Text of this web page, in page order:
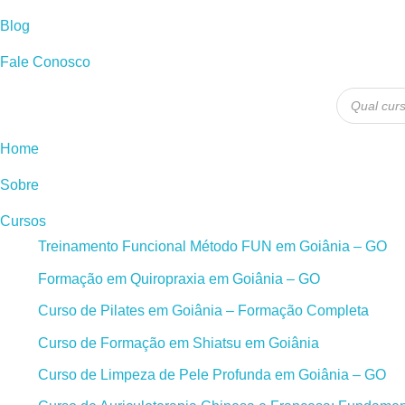
Blog
Fale Conosco
produtos
Home
Sobre
Cursos
Treinamento Funcional Método FUN em Goiânia – GO
Formação em Quiropraxia em Goiânia – GO
Curso de Pilates em Goiânia – Formação Completa
Curso de Formação em Shiatsu em Goiânia
Curso de Limpeza de Pele Profunda em Goiânia – GO